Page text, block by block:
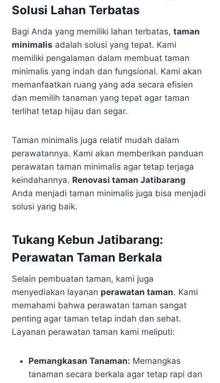
Solusi Lahan Terbatas
Bagi Anda yang memiliki lahan terbatas, taman
minimalis adalah solusi yang tepat. Kami
memiliki pengalaman dalam membuat taman
minimalis yang indah dan fungsional. Kami akan
memanfaatkan ruang yang ada secara efisien
dan memilih tanaman yang tepat agar taman
terlihat tetap hijau dan segar.
Taman minimalis juga relatif mudah dalam
perawatannya. Kami akan memberikan panduan
perawatan taman minimalis agar tetap terjaga
keindahannya. Renovasi taman Jatibarang
Anda menjadi taman minimalis juga bisa menjadi
solusi yang baik.
Tukang Kebun Jatibarang:
Perawatan Taman Berkala
Selain pembuatan taman, kami juga
menyediakan layanan perawatan taman. Kami
memahami bahwa perawatan taman sangat
penting agar taman tetap indah dan sehat.
Layanan perawatan taman kami meliputi:
Pemangkasan Tanaman: Memangkas
tanaman secara berkala agar tetap rapi dan